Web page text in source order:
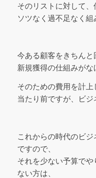
そのリストに対して
ソツなく過不足なく組
今ある顧客をきちんと
新規獲得の仕組みがな
そのための費用を計上
当たり前ですが、ビジ
これからの時代のビ
ですので、
それを少ない予算で
ない方は、